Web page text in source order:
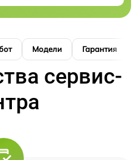
Модели Гарантия
сервис-